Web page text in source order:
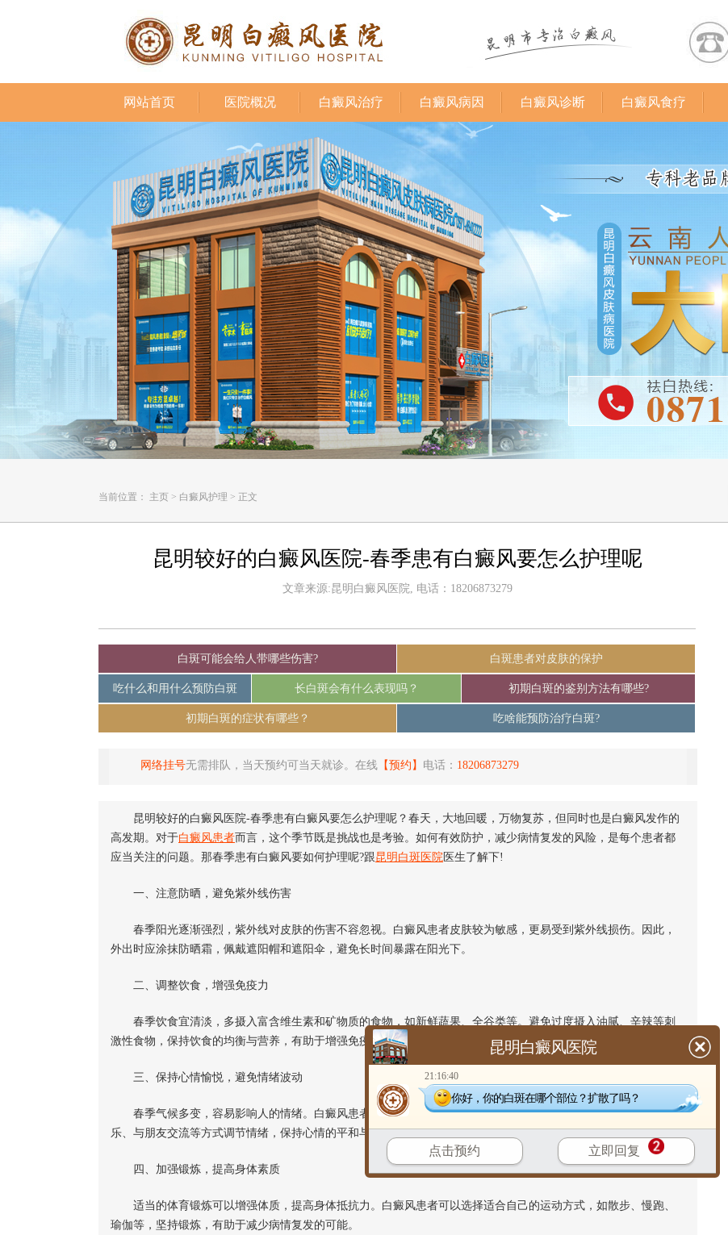
网站首页 医院概况 白癜风治疗 白癜风病因 白癜风诊断 白癜风食疗
当前位置： 主页 > 白癜风护理 > 正文
昆明较好的白癜风医院-春季患有白癜风要怎么护理呢
文章来源:昆明白癜风医院, 电话：18206873279
白斑可能会给人带哪些伤害? 白斑患者对皮肤的保护
吃什么和用什么预防白斑 长白斑会有什么表现吗？ 初期白斑的鉴别方法有哪些?
初期白斑的症状有哪些？ 吃啥能预防治疗白斑?
网络挂号无需排队，当天预约可当天就诊。在线 【预约】 电话： 18206873279
昆明较好的白癜风医院-春季患有白癜风要怎么护理呢？春天，大地回暖，万物复苏，但同时也是白癜风发作的
高发期。对于白癜风患者而言，这个季节既是挑战也是考验。如何有效防护，减少病情复发的风险，是每个患者都
应当关注的问题。那春季患有白癜风要如何护理呢?跟昆明白斑医院 医生了解下!
一、注意防晒，避免紫外线伤害
春季阳光逐渐强烈，紫外线对皮肤的伤害不容忽视。白癜风患者皮肤较为敏感，更易受到紫外线损伤。因此，
外出时应涂抹防晒霜，佩戴遮阳帽和遮阳伞，避免长时间暴露在阳光下。
二、调整饮食，增强免疫力
春季饮食宜清淡，多摄入富含维生素和矿物质的食物，如新鲜蔬果、全谷类等。避免过度摄入油腻、辛辣等刺
激性食物，保持饮食的均衡与营养，有助于增强免疫力，减少病情复发的风险。
三、保持心情愉悦，避免情绪波动
春季气候多变，容易影响人的情绪。白癜风患者应保持心情愉悦，避免过度焦虑和压力。可以通过运动、听音
乐、与朋友交流等方式调节情绪，保持心情的平和与稳定。
四、加强锻炼，提高身体素质
适当的体育锻炼可以增强体质，提高身体抵抗力。白癜风患者可以选择适合自己的运动方式，如散步、慢跑、
瑜伽等，坚持锻炼，有助于减少病情复发的可能。
昆明白癜风医院
21:16:40
你好，你的白斑在哪个部位？扩散了吗？
点击预约 立即回复